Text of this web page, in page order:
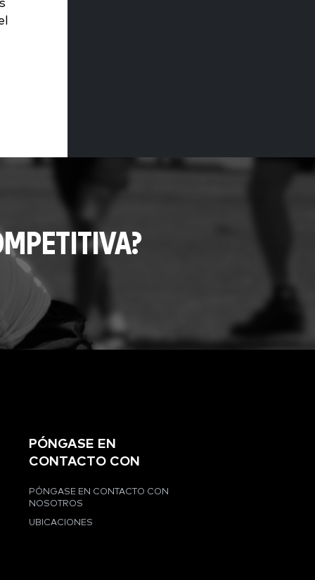
PÓNGASE EN
CONTACTO CON
PÓNGASE EN CONTACTO CON
NOSOTROS
UBICACIONES